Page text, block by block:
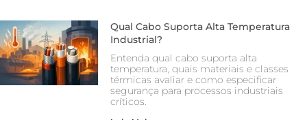
Qual Cabo Suporta Alta Temperatura
Industrial?
Entenda qual cabo suporta alta
temperatura, quais materiais e classes
térmicas avaliar e como especificar
segurança para processos industriais
críticos.